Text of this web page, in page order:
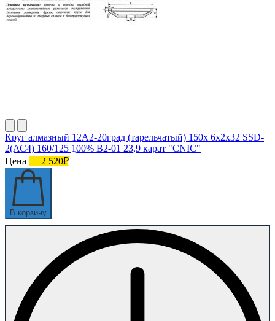
Круг алмазный 12А2-20град (тарельчатый) 150х 6х2х32 SSD-
2(АС4) 160/125 100% В2-01 23,9 карат "CNIC"
Цена
2 520₽
В корзину